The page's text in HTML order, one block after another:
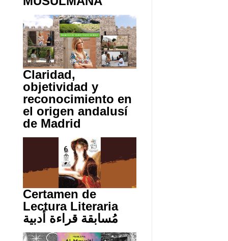
Claridad,
objetividad y
reconocimiento en
el origen andalusí
de Madrid
Certamen de
Lectura Literaria
مُسابقة قراءة أدبية